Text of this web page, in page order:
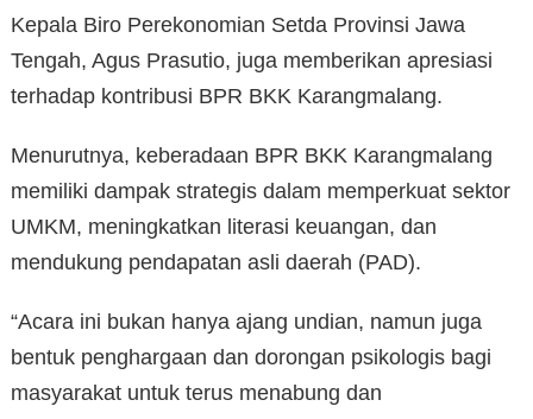
Kepala Biro Perekonomian Setda Provinsi Jawa
Tengah, Agus Prasutio, juga memberikan apresiasi
terhadap kontribusi BPR BKK Karangmalang.
Menurutnya, keberadaan BPR BKK Karangmalang
memiliki dampak strategis dalam memperkuat sektor
UMKM, meningkatkan literasi keuangan, dan
mendukung pendapatan asli daerah (PAD).
“Acara ini bukan hanya ajang undian, namun juga
bentuk penghargaan dan dorongan psikologis bagi
masyarakat untuk terus menabung dan